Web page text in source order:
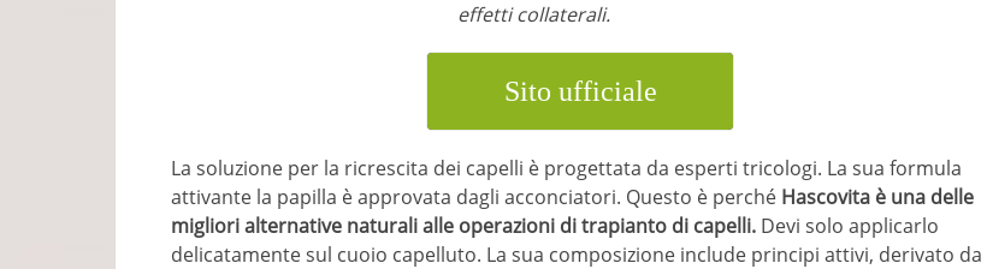
effetti collaterali.
Sito ufficiale
La soluzione per la ricrescita dei capelli è progettata da esperti tricologi. La sua formula
attivante la papilla è approvata dagli acconciatori. Questo è perché Hascovita è una delle
migliori alternative naturali alle operazioni di trapianto di capelli. Devi solo applicarlo
delicatamente sul cuoio capelluto. La sua composizione include principi attivi, derivato da